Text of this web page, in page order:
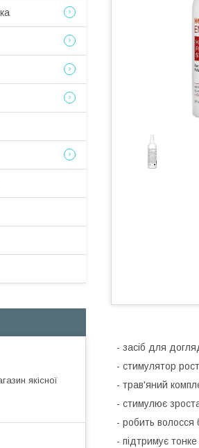
- засіб для
- стимулятор
- трав'яний
- стимулює
- робить волосся
- підтримує
якісної